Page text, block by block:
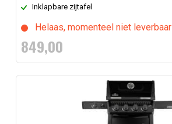
Inklapbare zijtafel
Helaas, momenteel niet leverbaar
849,00